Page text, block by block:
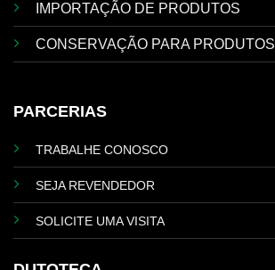
IMPORTAÇÃO DE PRODUTOS
CONSERVAÇÃO PARA PRODUTOS
PARCERIAS
TRABALHE CONOSCO
SEJA REVENDEDOR
SOLICITE UMA VISITA